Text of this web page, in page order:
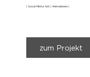
| Social Media Add | Animationen |
zum Projekt